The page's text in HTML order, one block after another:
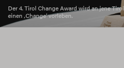
Der 4. Tirol Change Award wird an jene
einen ,Change‘ vorleben.